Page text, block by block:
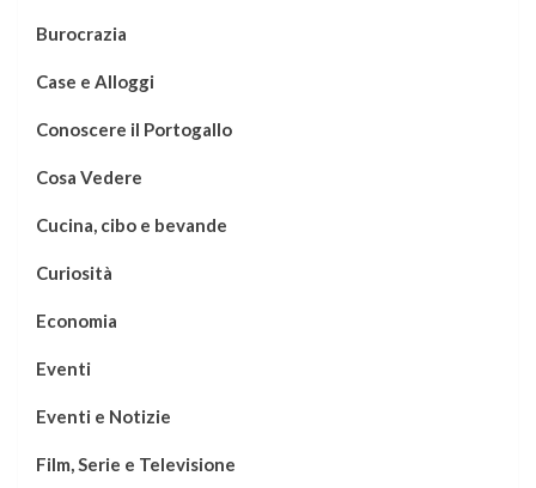
Burocrazia
Case e Alloggi
Conoscere il Portogallo
Cosa Vedere
Cucina, cibo e bevande
Curiosità
Economia
Eventi
Eventi e Notizie
Film, Serie e Televisione